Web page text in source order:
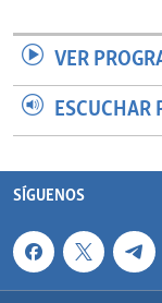
VER
ESCUCHAR
SÍGUENOS